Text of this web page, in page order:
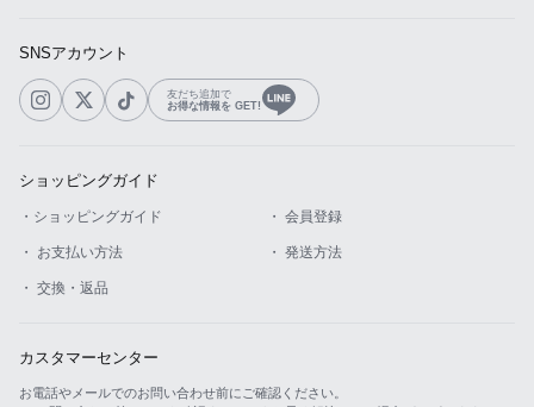
SNSアカウント
友だち追加で
お得な情報を GET!
ショッピングガイド
・ショッピングガイド ・ 会員登録
・ お支払い方法 ・ 発送方法
・ 交換・返品
カスタマーセンター
お電話やメールでのお問い合わせ前にご確認ください。